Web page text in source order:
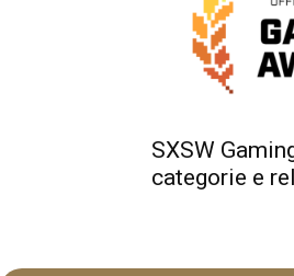
SXSW
categorie e